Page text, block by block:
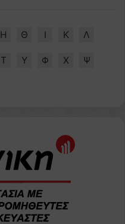
Η Θ Ι Κ Λ
Τ Υ Φ Χ Ψ